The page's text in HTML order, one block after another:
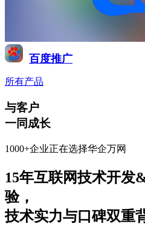
百度推广
所有产品
与客户
一同成长
1000+企业正在选择华企万网
15年互联网技术开发
验，
技术实力与口碑双重